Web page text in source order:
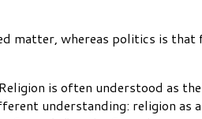
matter, whereas politics is
is often understood as
understanding: religion as